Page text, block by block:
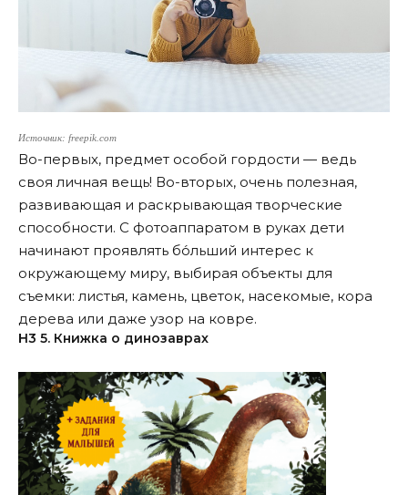
Источник: freepik.com
Во-первых, предмет особой гордости — ведь
своя личная вещь! Во-вторых, очень полезная,
развивающая и раскрывающая творческие
способности. С фотоаппаратом в руках дети
начинают проявлять бо́льший интерес к
окружающему миру, выбирая объекты для
съемки: листья, камень, цветок, насекомые, кора
дерева или даже узор на ковре.
Н3 5. Книжка о динозаврах